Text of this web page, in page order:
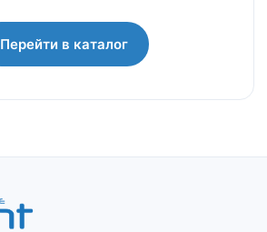
Перейти в каталог